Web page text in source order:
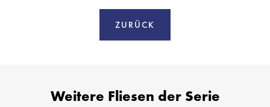
ZURÜCK
Weitere Fliesen der Serie